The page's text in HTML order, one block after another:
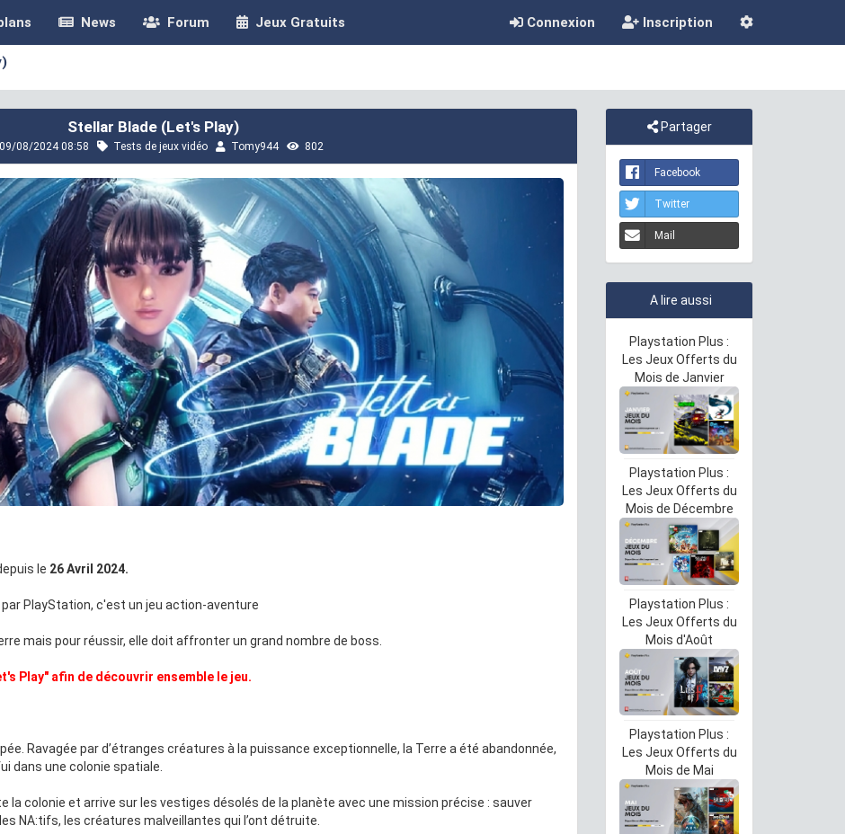
News Forum Jeux Gratuits Connexion Inscription
Stellar Blade (Let's Play)
08/2024 08:58 Tests de jeux vidéo Tomy944 802
le 26 Avril 2024.
par PlayStation, c'est un jeu action-aventure
mais pour réussir, elle doit affronter un grand nombre de boss.
Play" afin de découvrir ensemble le jeu.
Ravagée par d’étranges créatures à la puissance exceptionnelle, la Terre a été abandonnée,
dans une colonie spatiale.
la colonie et arrive sur les vestiges désolés de la planète avec une mission précise : sauver
NA:tifs, les créatures malveillantes qui l’ont détruite.
Partager
Facebook
Twitter
Mail
A lire aussi
Playstation Plus :
Les Jeux Offerts du
Mois de Janvier
Playstation Plus :
Les Jeux Offerts du
Mois de Décembre
Playstation Plus :
Les Jeux Offerts du
Mois d'Août
Playstation Plus :
Les Jeux Offerts du
Mois de Mai